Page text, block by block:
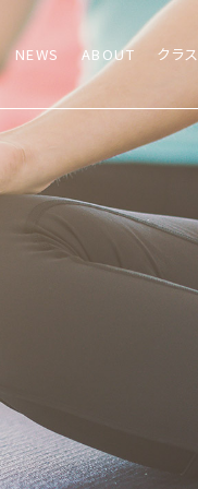
NEWS ABOUT クラス